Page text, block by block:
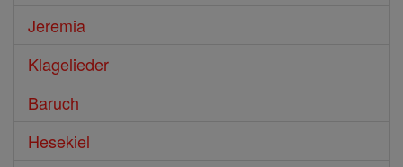
Jeremia
Klagelieder
Baruch
Hesekiel